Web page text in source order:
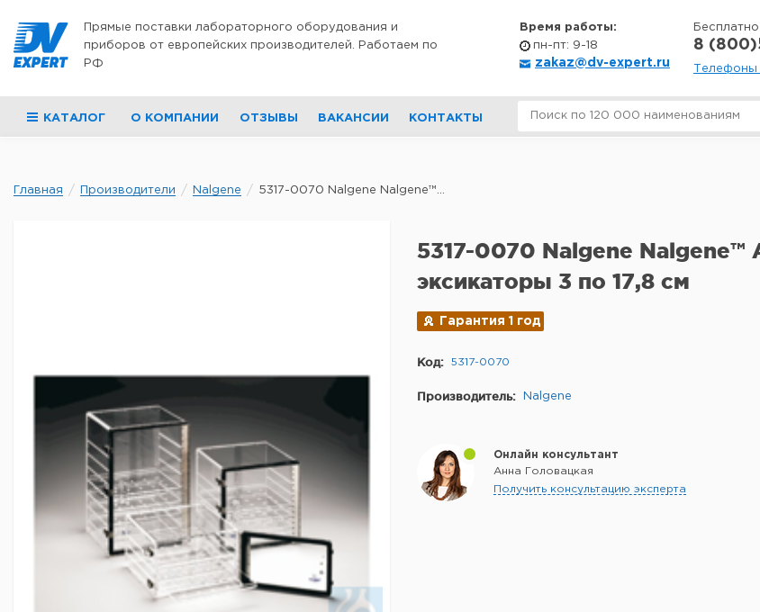
Прямые поставки лабораторного оборудования и
приборов от европейских производителей. Работаем по
РФ
Время работы:
пн-пт: 9-18
zakaz@dv-expert.ru
8
Телефоны
КАТАЛОГ О КОМПАНИИ ОТЗЫВЫ ВАКАНСИИ КОНТАКТЫ
Главная Производители Nalgene 5317-0070 Nalgene Nalgene™...
5317-0070 Nalgene Nalgene™
эксикаторы 3 по 17,8 см
Гарантия 1 год
Код: 5317-0070
Производитель: Nalgene
Онлайн консультант
Анна Головацкая
Получить консультацию эксперта